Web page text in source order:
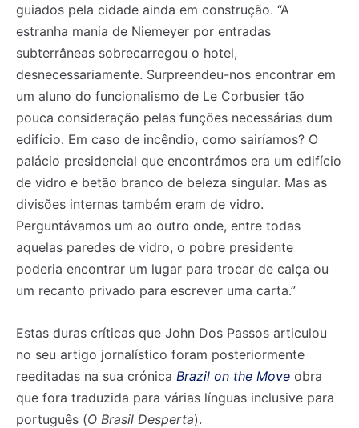
guiados pela cidade ainda em construção. “A
estranha mania de Niemeyer por entradas
subterrâneas sobrecarregou o hotel,
desnecessariamente. Surpreendeu-nos encontrar em
um aluno do funcionalismo de Le Corbusier tão
pouca consideração pelas funções necessárias dum
edifício. Em caso de incêndio, como sairíamos? O
palácio presidencial que encontrámos era um edifício
de vidro e betão branco de beleza singular. Mas as
divisões internas também eram de vidro.
Perguntávamos um ao outro onde, entre todas
aquelas paredes de vidro, o pobre presidente
poderia encontrar um lugar para trocar de calça ou
um recanto privado para escrever uma carta.”
Estas duras críticas que John Dos Passos articulou
no seu artigo jornalístico foram posteriormente
reeditadas na sua crónica Brazil on the Move obra
que fora traduzida para várias línguas inclusive para
português (O Brasil Desperta).